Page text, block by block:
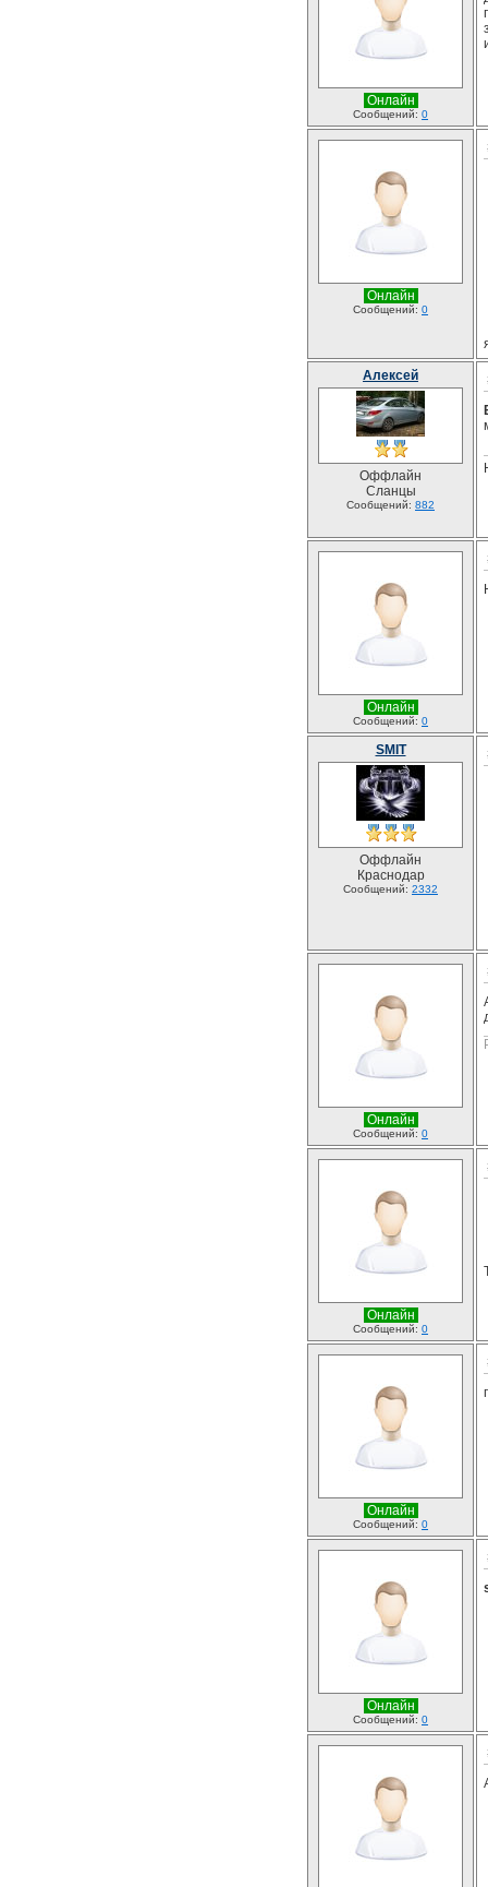
Онлайн
Сообщений: 0
Онлайн
Сообщений: 0
Алексей
Оффлайн
Сланцы
Сообщений: 882
Онлайн
Сообщений: 0
SMIT
Оффлайн
Краснодар
Сообщений: 2332
Онлайн
Сообщений: 0
Онлайн
Сообщений: 0
Онлайн
Сообщений: 0
Онлайн
Сообщений: 0